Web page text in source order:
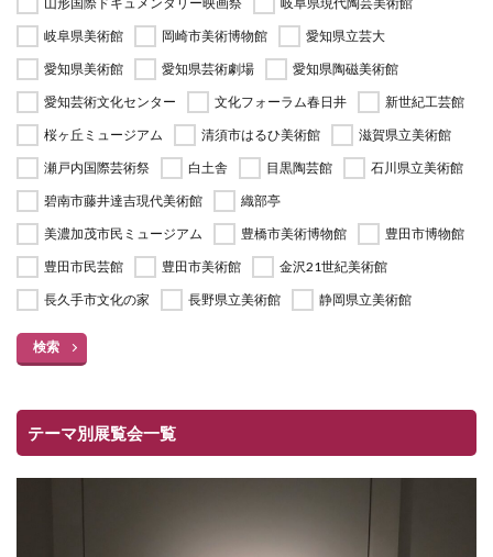
岐阜県美術館
岡崎市美術博物館
愛知県立芸大
愛知県美術館
愛知県芸術劇場
愛知県陶磁美術館
愛知芸術文化センター
文化フォーラム春日井
新世紀工芸館
桜ヶ丘ミュージアム
清須市はるひ美術館
滋賀県立美術館
瀬戸内国際芸術祭
白土舎 目黒陶芸館
石川県立美術館
碧南市藤井達吉現代美術館
織部亭
美濃加茂市民ミュージアム
豊橋市美術博物館
豊田市博物館
豊田市民芸館
豊田市美術館
金沢21世紀美術館
長久手市文化の家
長野県立美術館 静岡県立美術館
検索
テーマ別展覧会一覧